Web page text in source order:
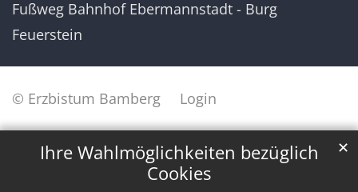
Ihre Wahlmöglichkeiten bezüglich
Cookies
✕
Fußweg Bahnhof Ebermannstadt - Burg
Feuerstein
© Erzbistum Bamberg Login